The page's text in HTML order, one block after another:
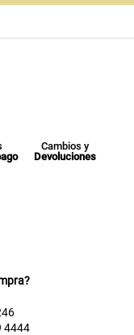
Cambios y
Devoluciones
4444